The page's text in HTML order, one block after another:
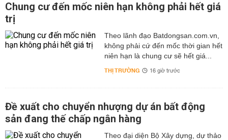
Chung cư đến mốc niên hạn không phải hết giá
trị
Theo lãnh đạo Batdongsan.com.vn,
không phải cứ đến mốc thời gian hết
niên hạn là chung cư sẽ hết giá...
THỊ TRƯỜNG 16 giờ trước
Đề xuất cho chuyển nhượng dự án bất động
sản đang thế chấp ngân hàng
Theo đại diện Bộ Xây dựng, dự thảo